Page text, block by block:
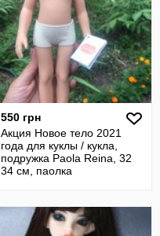
550 грн
Акция Новое тело 2021
года для куклы / кукла,
подружка Paola Reina, 32
34 см, паолка